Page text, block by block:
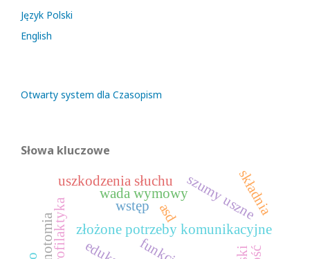
Język Polski
English
Otwarty system dla Czasopism
Słowa kluczowe
wstęp
złożone potrzeby komunikacyjne
asd
wada wymowy
profilaktyka
frenotomia
szumy uszne
uszkodzenia słuchu składnia